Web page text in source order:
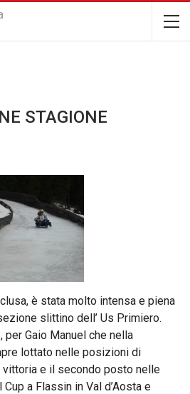
STAGIONE
è stata molto intensa e piena
slittino dell’ Us Primiero.
per Gaio Manuel che nella
lottato nelle posizioni di
vittoria e il secondo posto nelle
a Flassin in Val d’Aosta e